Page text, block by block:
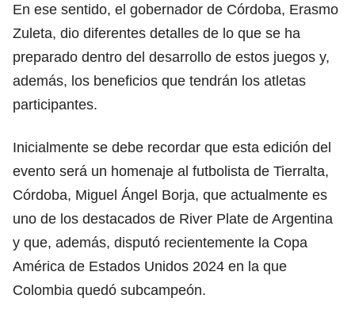
En ese sentido, el gobernador de Córdoba, Erasmo
Zuleta, dio diferentes detalles de lo que se ha
preparado dentro del desarrollo de estos juegos y,
además, los beneficios que tendrán los atletas
participantes.
Inicialmente se debe recordar que esta edición del
evento será un homenaje al futbolista de Tierralta,
Córdoba, Miguel Ángel Borja, que actualmente es
uno de los destacados de River Plate de Argentina
y que, además, disputó recientemente la Copa
América de Estados Unidos 2024 en la que
Colombia quedó subcampeón.